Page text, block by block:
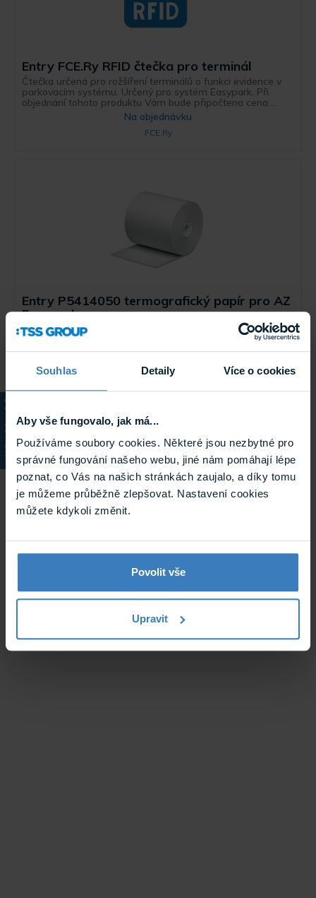
Souhlas Detaily Více o cookies
Aby vše fungovalo, jak má...
Používáme soubory cookies. Některé jsou nezbytné pro
správné fungování našeho webu, jiné nám pomáhají lépe
poznat, co Vás na našich stránkách zaujalo, a díky tomu
je můžeme průběžně zlepšovat. Nastavení cookies
můžete kdykoli změnit.
Povolit vše
Upravit
KATALOG
Entry FCE.Ry RFID čtečka pro terminál
Čtečka určená pro rožšíření terminálů o funkci evidence v
parkovacím systému. Určený pro systém Easypark. Při
objednání tohoto produktu Vám bude připočtena cena ...
Na objednávku
FCE.Ry
Entry P5414050 termografický papír pro AZ
Easypark
Termo papír v kotouči o průměru 140 mm, šířka 54 mm.
Výdej cca 1 500 lístků. Určeno pro řadu AZ EASYPARK
Na objednávku
P5414050